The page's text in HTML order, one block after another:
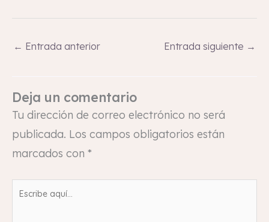
← Entrada anterior Entrada siguiente →
Deja un comentario
Tu dirección de correo electrónico no será
publicada. Los campos obligatorios están
marcados con *
Escribe